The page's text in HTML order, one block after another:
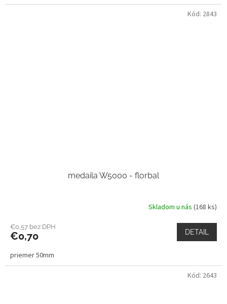
medaila W5000 - florbal
Skladom u nás (168 ks)
€0,57 bez DPH
€0,70 DETAIL
priemer 50mm
Kód: 2843
Kód: 2643